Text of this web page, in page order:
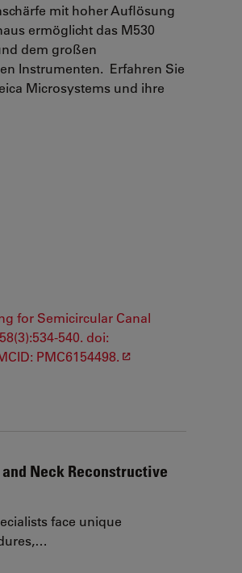
mit hoher Auflösung
ermöglicht das M530
dem großen
Instrumenten. Erfahren Sie
Microsystems und ihre
for Semicircular Canal
540. doi:
PMC6154498.
Neck Reconstructive
face unique